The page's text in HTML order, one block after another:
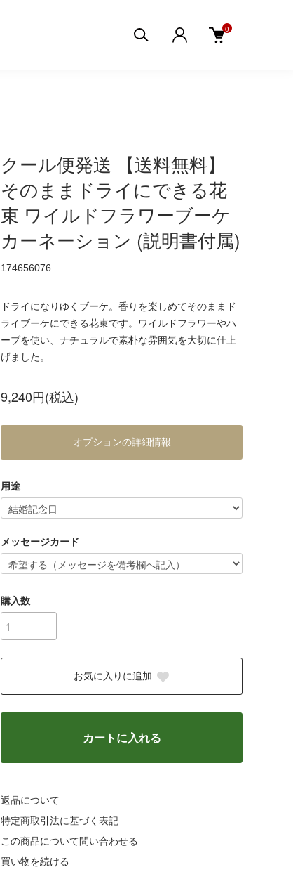
0
クール便発送 【送料無料】
そのままドライにできる花
束 ワイルドフラワーブーケ
カーネーション (説明書付属)
174656076
ドライになりゆくブーケ。香りを楽しめてそのままド
ライブーケにできる花束です。ワイルドフラワーやハ
ーブを使い、ナチュラルで素朴な雰囲気を大切に仕上
げました。
9,240円(税込)
オプションの詳細情報
用途
メッセージカード
購入数
お気に入りに追加
カートに入れる
返品について
特定商取引法に基づく表記
この商品について問い合わせる
買い物を続ける